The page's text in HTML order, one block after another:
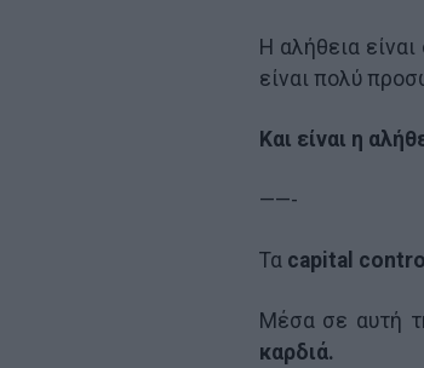
Η αλήθεια
είναι πολύ
Και είναι η
——-
Τα capital
Μέσα σε αυτή
καρδιά.